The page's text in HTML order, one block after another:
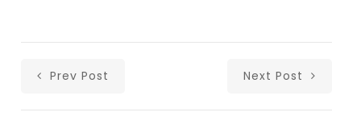
Prev Post Next Post